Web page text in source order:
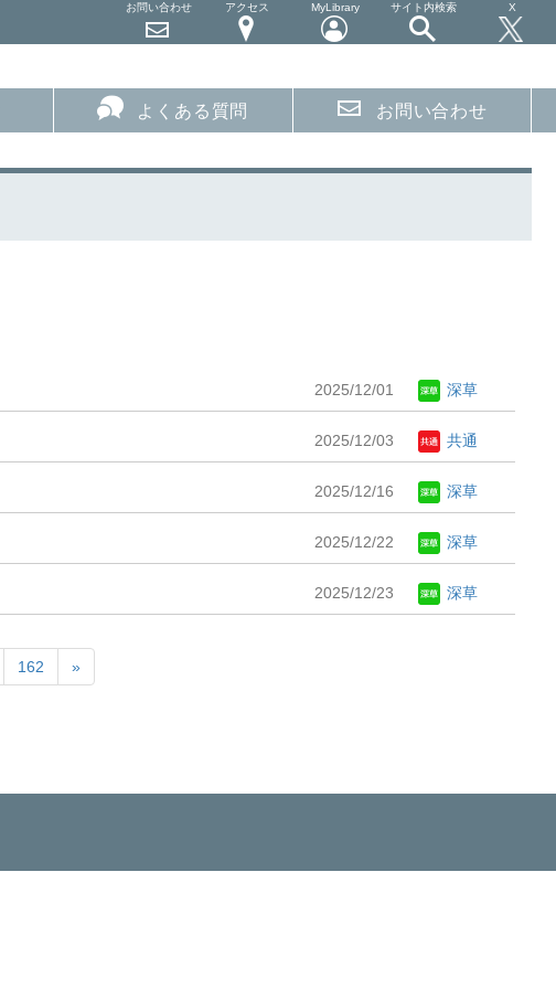
お問い合わせ アクセス MyLibrary サイト内検索 X
よくある質問 お問い合わせ
2025/12/01 深草
2025/12/03 共通
2025/12/16 深草
2025/12/22 深草
2025/12/23 深草
162 »